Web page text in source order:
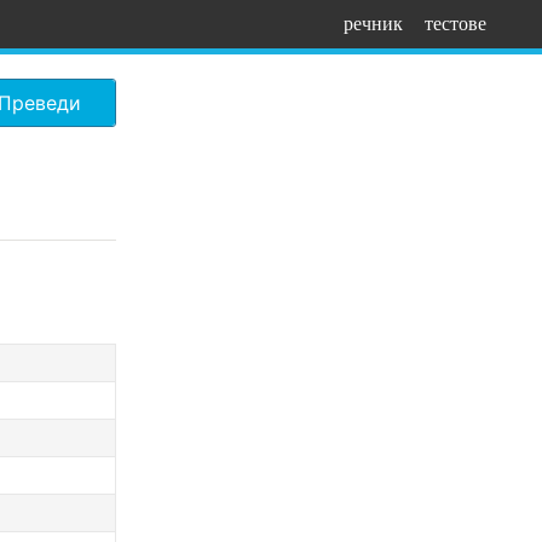
речник тестове